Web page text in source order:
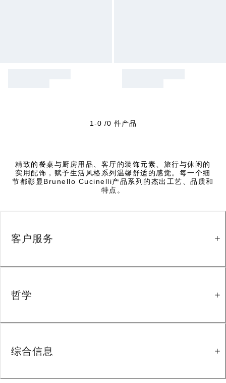
1-0 /0 件产品
精致的餐桌与厨房用品、客厅的装饰元素、旅行与休闲的
实用配饰，赋予生活风格系列温馨舒适的感觉。每一个细
节都彰显Brunello Cucinelli产品系列的杰出工艺、品质和
特点。
客户服务
哲学
综合信息